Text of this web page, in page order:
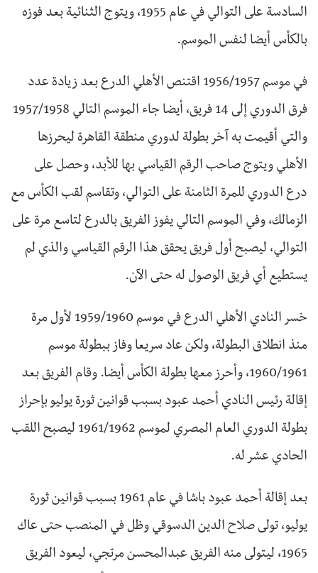
السادسة على التوالي في عام 1955، ويتوج الثنائية بعد فوزه
بالكأس أيضا لنفس الموسم.
في موسم 1956/1957 اقتنص الأهلي الدرع بعد زيادة عدد
فرق الدوري إلى 14 فريق، أيضا جاء الموسم التالي 1957/1958
والتي أقيمت به آخر بطولة لدوري منطقة القاهرة ليحرزها
الأهلي ويتوج صاحب الرقم القياسي بها للأبد، وحصل على
درع الدوري للمرة الثامنة على التوالي، وتقاسم لقب الكأس مع
الزمالك، وفي الموسم التالي يفوز الفريق بالدرع لتاسع مرة على
التوالي، ليصبح أول فريق يحقق هذا الرقم القياسي والذي لم
يستطيع أي فريق الوصول له حتى الآن.
خسر النادي الأهلي الدرع في موسم 1959/1960 لأول مرة
منذ انطلاق البطولة، ولكن عاد سريعا وفاز ببطولة موسم
1960/1961، وأحرز معها بطولة الكأس أيضا. وقام الفريق بعد
إقالة رئيس النادي أحمد عبود بسبب قوانين ثورة يوليو بإحراز
بطولة الدوري العام المصري لموسم 1961/1962 ليصبح اللقب
الحادي عشر له.
بعد إقالة أحمد عبود باشا في عام 1961 بسبب قوانين ثورة
يوليو، تولى صلاح الدين الدسوقي وظل في المنصب حتى عاك
1965، ليتولى منه الفريق عبدالمحسن مرتجي، ليعود الفريق